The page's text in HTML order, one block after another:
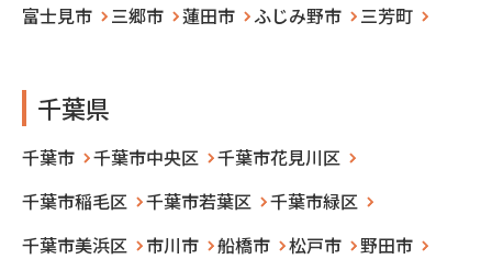
富士見市
三郷市 蓮田市 ふじみ野市 三芳町
千葉県
千葉市 千葉市中央区
千葉市花見川区
千葉市稲毛区
千葉市若葉区
千葉市緑区
千葉市美浜区
市川市 船橋市 松戸市
野田市